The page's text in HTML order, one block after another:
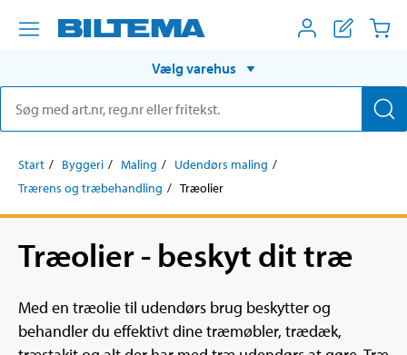
Vælg varehus
Start Byggeri Maling
Udendørs maling
Trærens og træbehandling
Træolier
Træolier - beskyt dit træ
Med en træolie til udendørs brug beskytter og
behandler du effektivt dine træmøbler, trædæk,